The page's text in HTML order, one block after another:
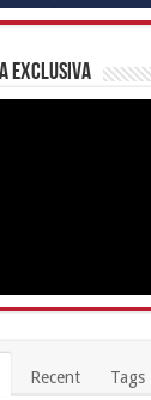
Exclusiva
Recent Tags